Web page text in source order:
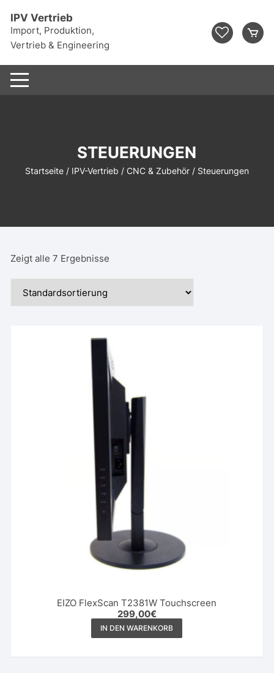
Inhalt
springen
IPV Vertrieb
Import, Produktion,
Vertrieb & Engineering
STEUERUNGEN
Startseite/ IPV-Vertrieb / CNC & Zubehör/ Steuerungen
Zeigt alle 7 Ergebnisse
EIZO FlexScan T2381W Touchscreen
299,00€
IN DEN WARENKORB